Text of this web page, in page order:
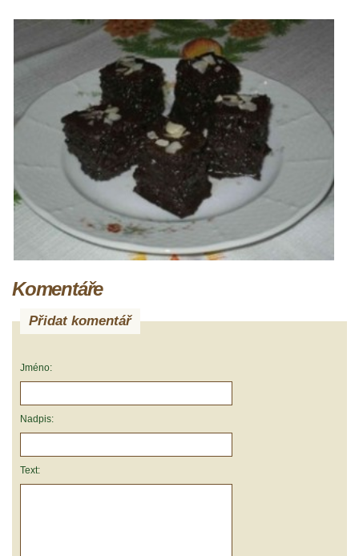
Komentáře
Přidat komentář
Jméno:
Nadpis:
Text: